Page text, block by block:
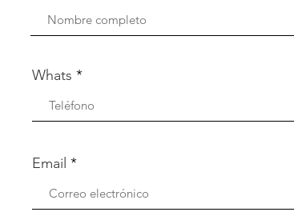
Whats
Email